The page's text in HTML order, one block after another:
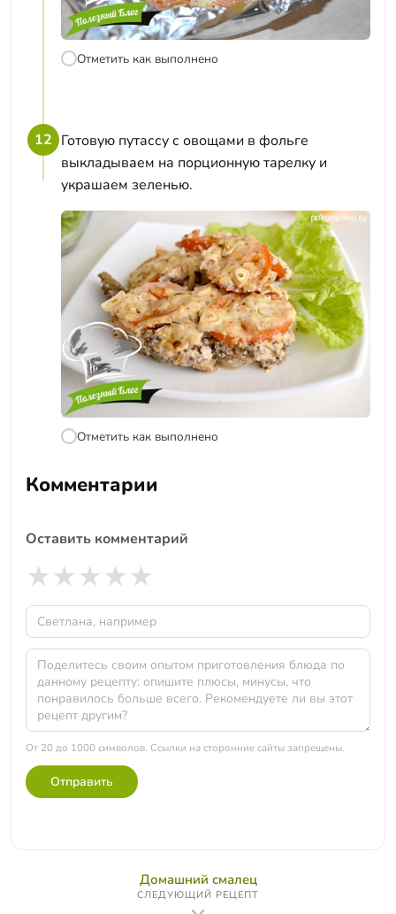
Отметить как выполнено
12 Готовую путассу с овощами в фольге
выкладываем на порционную тарелку и
украшаем зеленью.
Отметить как выполнено
Комментарии
Оставить комментарий
★★★★★
От 20 до 1000 символов. Ссылки на сторонние сайты запрещены.
Отправить
Домашний смалец
СЛЕДУЮЩИЙ РЕЦЕПТ